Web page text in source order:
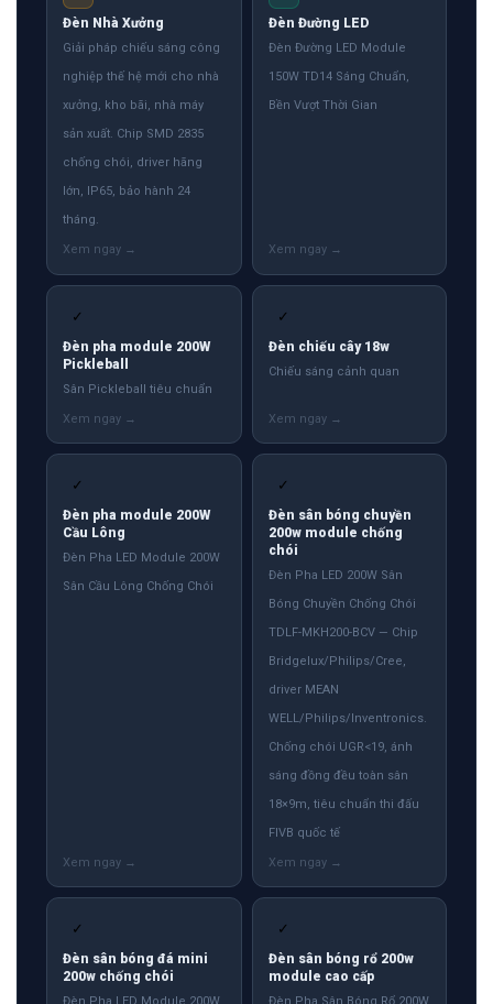
Đèn Nhà Xưởng
Giải pháp chiếu sáng công
nghiệp thế hệ mới cho nhà
xưởng, kho bãi, nhà máy
sản xuất. Chip SMD 2835
chống chói, driver hãng
lớn, IP65, bảo hành 24
tháng.
Đèn Đường LED
Đèn Đường LED Module
150W TD14 Sáng Chuẩn,
Bền Vượt Thời Gian
✓
Đèn pha module 200W
Pickleball
Sân Pickleball tiêu chuẩn
✓
Đèn chiếu cây 18w
Chiếu sáng cảnh quan
✓
Đèn pha module 200W
Cầu Lông
Đèn Pha LED Module 200W
Sân Cầu Lông Chống Chói
✓
Đèn sân bóng chuyền
200w module chống
chói
Đèn Pha LED 200W Sân
Bóng Chuyền Chống Chói
TDLF-MKH200-BCV — Chip
Bridgelux/Philips/Cree,
driver MEAN
WELL/Philips/Inventronics.
Chống chói UGR<19, ánh
sáng đồng đều toàn sân
18×9m, tiêu chuẩn thi đấu
FIVB quốc tế
✓
Đèn sân bóng đá mini
200w chống chói
✓
Đèn sân bóng rổ 200w
module cao cấp